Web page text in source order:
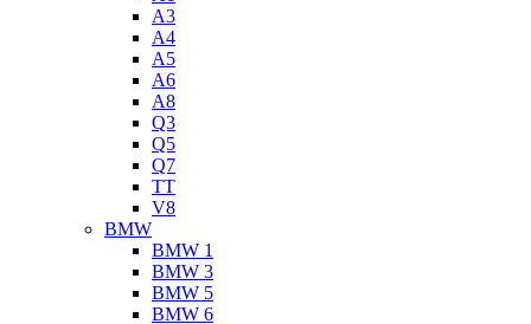
A3
A4
A5
A6
A8
Q3
Q5
Q7
TT
V8
BMW
BMW 1
BMW 3
BMW 5
BMW 6